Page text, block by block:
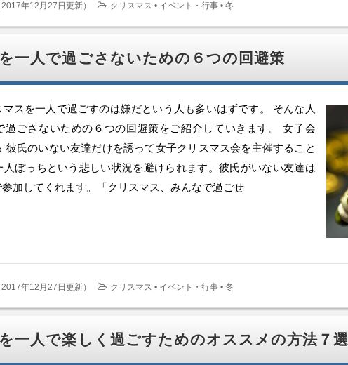
2017年12月27日更新） クリスマス • イベント・行事 • 冬
一人で過ごさないための６つの回避策
マスを一人で過ごすのは嫌だという人も多いはずです。 そんな人
過ごさないための６つの回避策をご紹介していきます。 女子会
彼氏のいない友達だけを誘って女子クリスマス会を主催すること
人ぼっちという悲しい状況を避けられます。彼氏がいない友達は
加してくれます。「クリスマス、みんなで過ごせ
2017年12月27日更新） クリスマス • イベント・行事 • 冬
一人で楽しく過ごすためのオススメの方法７選